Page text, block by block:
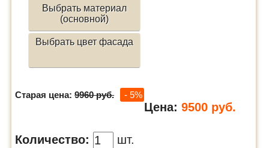
Выбрать материал
(основной)
Выбрать цвет фасада
Старая цена:9960 руб. - 5%
Цена: 9500 руб.
Количество: шт.